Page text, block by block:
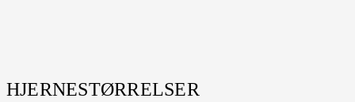
HJERNESTØRRELSER